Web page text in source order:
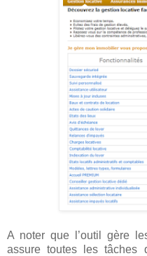
A noter que l’outil gère
assure toutes les tâches